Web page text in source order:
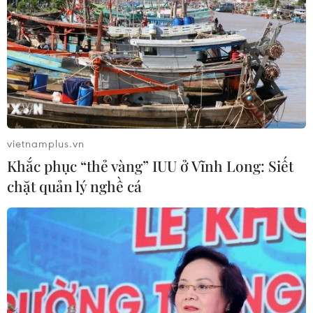
người dân địa phương.
Các đại biểu tham dự báo. (Ảnh: Phạm Cường/TTXVN)
Tại cuộc họp báo, đại diện các cơ quan thông
tấn, báo chí đặt câu hỏi đối với chủ đầu tư dự
án, Sở Tài nguyên và Môi trường, Ủy ban nhân
vietnamplus.vn
Khắc phục “thẻ vàng” IUU ở Vĩnh Long: Siết
chặt quản lý nghề cá